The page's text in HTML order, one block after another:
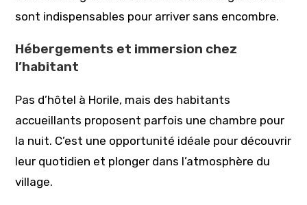
sont indispensables pour arriver sans encombre.
Hébergements et immersion chez
l’habitant
Pas d’hôtel à Horile, mais des habitants
accueillants proposent parfois une chambre pour
la nuit. C’est une opportunité idéale pour découvrir
leur quotidien et plonger dans l’atmosphère du
village.